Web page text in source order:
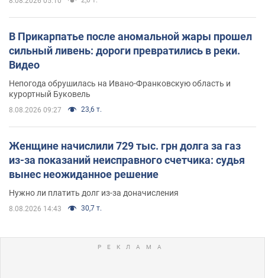
В Прикарпатье после аномальной жары прошел
сильный ливень: дороги превратились в реки.
Видео
Непогода обрушилась на Ивано-Франковскую область и
курортный Буковель
8.08.2026 09:27 23,6 т.
Женщине начислили 729 тыс. грн долга за газ
из-за показаний неисправного счетчика: судья
вынес неожиданное решение
Нужно ли платить долг из-за доначисления
8.08.2026 14:43 30,7 т.